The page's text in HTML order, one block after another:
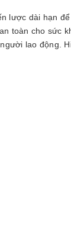
lược dài hạn
toàn cho sức
lao động.